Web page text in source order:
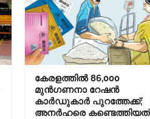
കേരളത്തിൽ 86,000
മുൻഗണനാ റേഷൻ
കാർഡുകാർ പുറത്തേക്ക്;
അനർഹരെ കണ്ടെത്തിയത്